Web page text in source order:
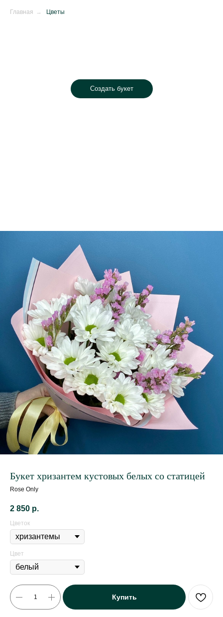
Главная → Цветы
Создать букет
Букет хризантем кустовых белых со статицей
Rose Only
2 850 р.
Цветок
Цвет
Купить